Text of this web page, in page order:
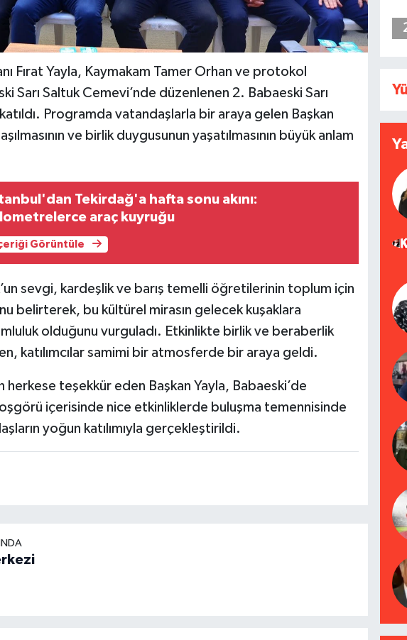
Fırat Yayla, Kaymakam Tamer Orhan ve protokol
Sarı Saltuk Cemevi’nde düzenlenen 2. Babaeski Sarı
Programda vatandaşlarla bir araya gelen Başkan
ve birlik duygusunun yaşatılmasının büyük anlam
Tekirdağ'a hafta sonu akını:
araç kuyruğu
Görüntüle
sevgi, kardeşlik ve barış temelli öğretilerinin toplum için
belirterek, bu kültürel mirasın gelecek kuşaklara
olduğunu vurguladı. Etkinlikte birlik ve beraberlik
katılımcılar samimi bir atmosferde bir araya geldi.
teşekkür eden Başkan Yayla, Babaeski’de
içerisinde nice etkinliklerde buluşma temennisinde
yoğun katılımıyla gerçekleştirildi.